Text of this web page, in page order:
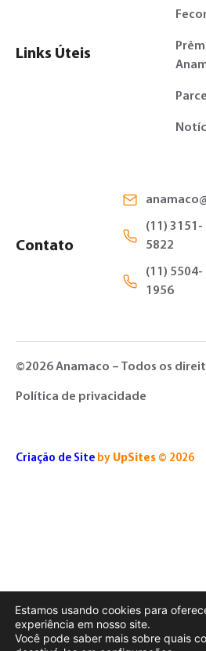
Links Úteis
Contato
(11) 3151-
5822
(11) 5504-
1956
©2026 Anamaco – Todos os
Política de privacidade
Criação de Site by UpSites © 2026
Estamos usando cookies para
experiência em nosso site.
Você pode saber mais sobre quais